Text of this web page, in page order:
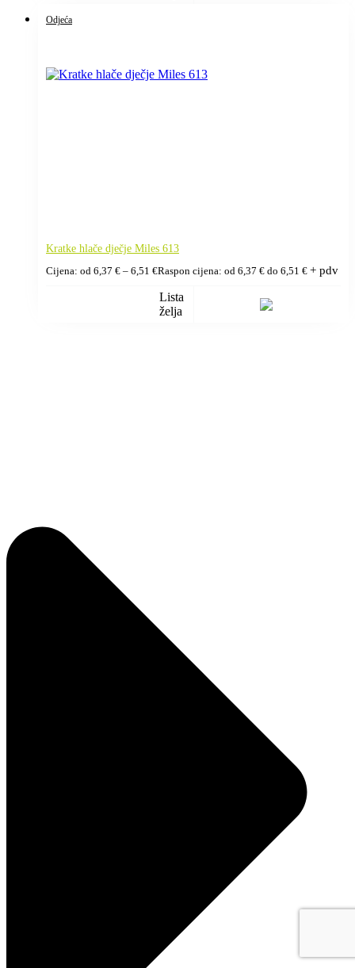
Odjeća
Kratke hlače dječje Miles 613
Cijena: od 6,37 € – 6,51 €Raspon cijena: od 6,37 € do 6,51 € + pdv
Lista
želja